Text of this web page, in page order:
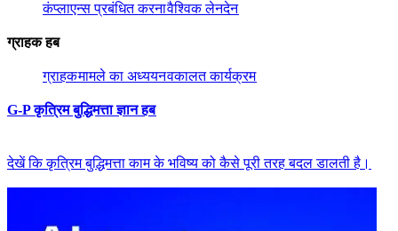
कंप्लाएन्स प्रबंधित करना​​वैश्विक लेनदेन​​
ग्राहक हब​​
ग्राहक​​मामले का अध्ययन​​वकालत कार्यक्रम​​
G-P कृत्रिम बुद्धिमत्ता ज्ञान हब​​
देखें कि कृत्रिम बुद्धिमत्ता काम के भविष्य को कैसे पूरी तरह बदल डालती है।​​